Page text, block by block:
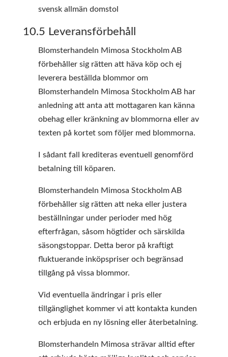
svensk allmän domstol
10.5 Leveransförbehåll
Blomsterhandeln Mimosa Stockholm AB
förbehåller sig rätten att häva köp och ej
leverera beställda blommor om
Blomsterhandeln Mimosa Stockholm AB har
anledning att anta att mottagaren kan känna
obehag eller kränkning av blommorna eller av
texten på kortet som följer med blommorna.
I sådant fall krediteras eventuell genomförd
betalning till köparen.
Blomsterhandeln Mimosa Stockholm AB
förbehåller sig rätten att neka eller justera
beställningar under perioder med hög
efterfrågan, såsom högtider och särskilda
säsongstoppar. Detta beror på kraftigt
fluktuerande inköpspriser och begränsad
tillgång på vissa blommor.
Vid eventuella ändringar i pris eller
tillgänglighet kommer vi att kontakta kunden
och erbjuda en ny lösning eller återbetalning.
Blomsterhandeln Mimosa strävar alltid efter